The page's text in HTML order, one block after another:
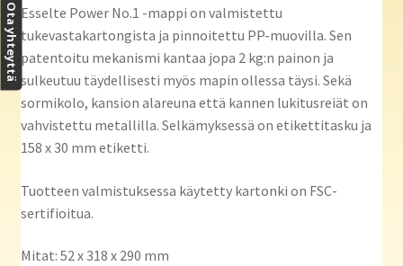
Esselte Power No.1 -mappi on valmistettu
tukevastakartongista ja pinnoitettu PP-muovilla. Sen
patentoitu mekanismi kantaa jopa 2 kg:n painon ja
sulkeutuu täydellisesti myös mapin ollessa täysi. Sekä
sormikolo, kansion alareuna että kannen lukitusreiät on
vahvistettu metallilla. Selkämyksessä on etikettitasku ja
158 x 30 mm etiketti.
Tuotteen valmistuksessa käytetty kartonki on FSC-
sertifioitua.
Mitat: 52 x 318 x 290 mm
Ota yhteyttä